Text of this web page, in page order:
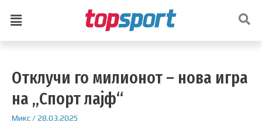
Отклучи го милионот – нова игра
на „Спорт лајф“
Микс/28.03.2025